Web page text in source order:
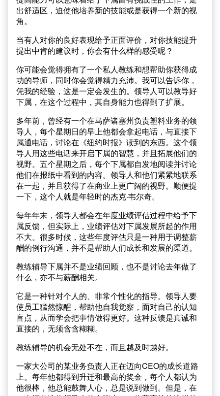
出舒适区，迫使他培养新的技能或是获得一个新的视
角。
当有人对你的良好表现给予正面评价，对你技能提升
提出中肯的建议时，你会有什么样的感受呢？
你可能会觉得拥有了一个私人教练和想帮助你获得成
功的导师，同时你会觉得精力充沛。我可以告诉你，
凭我的经验，这是一定会发生的。领导人可以教导好
下属，在这个过程中，其自身能力也得到了扩展。
多年前，曾经有一个在马萨诸塞州负责塑料业务的领
导人，每个星期日的早上他都会拿起电话，与直接下
属通电话，讨论在《纽约时报》读到的东西。这个领
导人用这些电话来开启下属的智慧，并且拓展他们的
视野。五个星期之后，每个下属都自发地阅读并讨论
他们在报纸中看到的内容。领导人和他们紧紧地联系
在一起，并且获得了在商业上更广阔的视野。顺便提
一下，这个人就是年轻时的杰克·韦尔奇。
每年年末，领导人都会在年度业绩评估过程中给予下
属反馈，但实际上，业绩评估对下属发展所起的作用
不大。很多时候，这些年度评估只是一种用于调整薪
酬的例行沟通，并不是帮助人们成长和发展的渠道。
教练辅导下属并不是业绩回顾，也不是讨论去年做了
什么，亦不与薪酬相关。
它是一种针对个人的、非常个性化的指导。领导人要
使员工猛然惊醒，帮助他自我觉察，面对自己的认知
盲点，从而学会把事情做得更好。这种反馈是真诚和
直接的，无须含含糊糊。
教练辅导的机会无处不在，而且越及时越好。
一家大公司的某业务负责人正在迈向CEO的成长道路
上。每年他都得到升迁和最高的奖金，每个人都认为
他很棒，他总能鼓舞人心，总是说到做到。但是，在